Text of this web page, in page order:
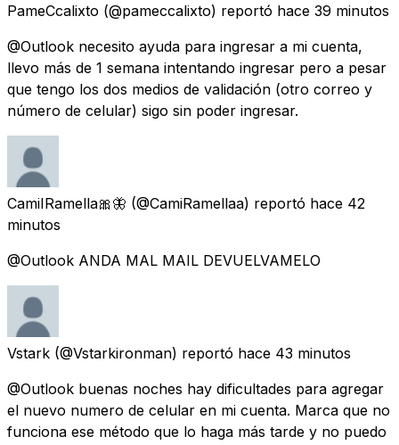
PameCcalixto (@pameccalixto) reportó hace 39 minutos
@Outlook necesito ayuda para ingresar a mi cuenta,
llevo más de 1 semana intentando ingresar pero a pesar
que tengo los dos medios de validación (otro correo y
número de celular) sigo sin poder ingresar.
CamiIRamella🎀🦋 (@CamiRamellaa) reportó hace 42
minutos
@Outlook ANDA MAL MAIL DEVUELVAMELO
Vstark (@Vstarkironman) reportó hace 43 minutos
@Outlook buenas noches hay dificultades para agregar
el nuevo numero de celular en mi cuenta. Marca que no
funciona ese método que lo haga más tarde y no puedo